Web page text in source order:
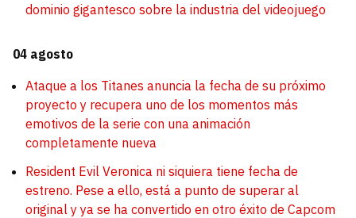
dominio gigantesco sobre la industria del videojuego
04 agosto
Ataque a los Titanes anuncia la fecha de su próximo
proyecto y recupera uno de los momentos más
emotivos de la serie con una animación
completamente nueva
Resident Evil Veronica ni siquiera tiene fecha de
estreno. Pese a ello, está a punto de superar al
original y ya se ha convertido en otro éxito de Capcom